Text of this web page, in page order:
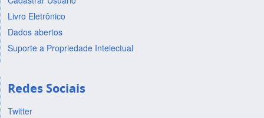
Livro Eletrônico
Dados abertos
Suporte a Propriedade Intelectual
Redes Sociais
Twitter